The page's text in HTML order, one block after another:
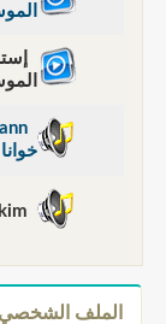
خوانا
الملف الشخصي